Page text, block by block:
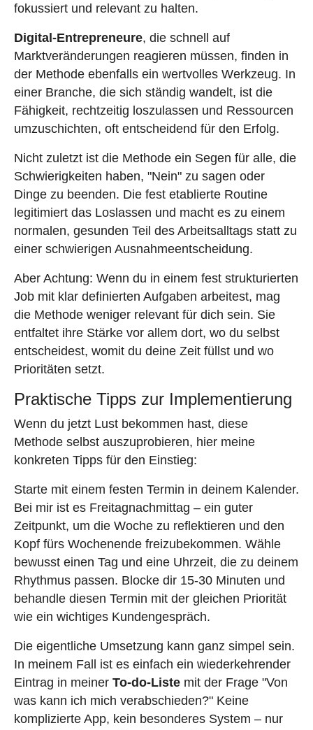
fokussiert und relevant zu halten.
Digital-Entrepreneure, die schnell auf
Marktveränderungen reagieren müssen, finden in
der Methode ebenfalls ein wertvolles Werkzeug. In
einer Branche, die sich ständig wandelt, ist die
Fähigkeit, rechtzeitig loszulassen und Ressourcen
umzuschichten, oft entscheidend für den Erfolg.
Nicht zuletzt ist die Methode ein Segen für alle, die
Schwierigkeiten haben, "Nein" zu sagen oder
Dinge zu beenden. Die fest etablierte Routine
legitimiert das Loslassen und macht es zu einem
normalen, gesunden Teil des Arbeitsalltags statt zu
einer schwierigen Ausnahmeentscheidung.
Aber Achtung: Wenn du in einem fest strukturierten
Job mit klar definierten Aufgaben arbeitest, mag
die Methode weniger relevant für dich sein. Sie
entfaltet ihre Stärke vor allem dort, wo du selbst
entscheidest, womit du deine Zeit füllst und wo
Prioritäten setzt.
Praktische Tipps zur Implementierung
Wenn du jetzt Lust bekommen hast, diese
Methode selbst auszuprobieren, hier meine
konkreten Tipps für den Einstieg:
Starte mit einem festen Termin in deinem Kalender.
Bei mir ist es Freitagnachmittag – ein guter
Zeitpunkt, um die Woche zu reflektieren und den
Kopf fürs Wochenende freizubekommen. Wähle
bewusst einen Tag und eine Uhrzeit, die zu deinem
Rhythmus passen. Blocke dir 15-30 Minuten und
behandle diesen Termin mit der gleichen Priorität
wie ein wichtiges Kundengespräch.
Die eigentliche Umsetzung kann ganz simpel sein.
In meinem Fall ist es einfach ein wiederkehrender
Eintrag in meiner To-do-Liste mit der Frage "Von
was kann ich mich verabschieden?" Keine
komplizierte App, kein besonderes System – nur